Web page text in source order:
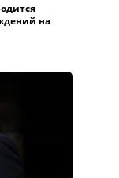
на